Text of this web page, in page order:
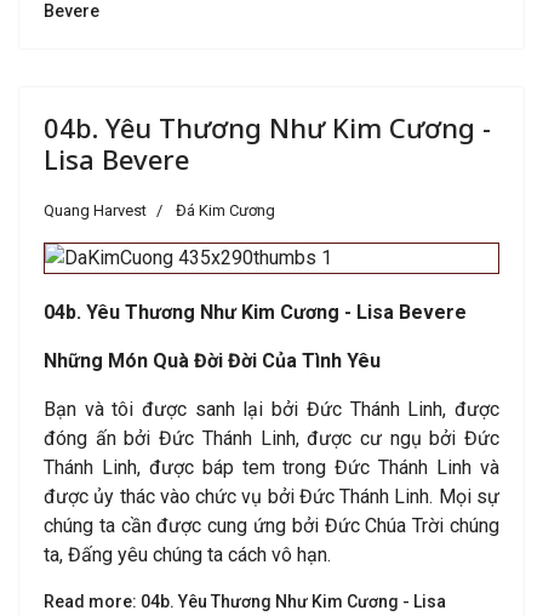
Bevere
04b. Yêu Thương Như Kim Cương -
Lisa Bevere
Quang Harvest Đá Kim Cương
04b. Yêu Thương Như Kim Cương - Lisa Bevere
Những Món Quà Đời Đời Của Tình Yêu
Bạn và tôi được sanh lại bởi Đức Thánh Linh, được
đóng ấn bởi Đức Thánh Linh, được cư ngụ bởi Đức
Thánh Linh, được báp tem trong Đức Thánh Linh và
được ủy thác vào chức vụ bởi Đức Thánh Linh. Mọi sự
chúng ta cần được cung ứng bởi Đức Chúa Trời chúng
ta, Đấng yêu chúng ta cách vô hạn.
Read more: 04b. Yêu Thương Như Kim Cương - Lisa